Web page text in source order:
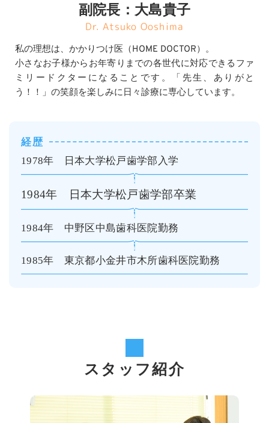
副院長：大島貴子
Dr. Atsuko Ooshima
私の理想は、かかりつけ医（HOME DOCTOR）。
小さなお子様からお年寄りまでの各世代に対応できるファ
ミリードクターになることです。「先生、ありがと
う！！」の笑顔を楽しみに日々診療に専心しています。
経歴
1978年　日本大学松戸歯学部入学
1984年　日本大学松戸歯学部卒業
1984年　中野区中島歯科医院勤務
1985年　東京都小金井市木所歯科医院勤務
スタッフ紹介